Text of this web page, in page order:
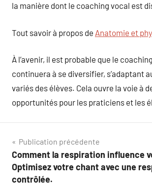
la manière dont le coaching vocal est
Tout savoir à propos de Anatomie et
À l’avenir, il est probable que le
continuera à se diversifier, s’adaptant
variés des élèves. Cela ouvre la voie à
opportunités pour les praticiens et les
Navigation
de
l’article
Publication précédente
Comment la respiration influence
Optimisez votre chant avec une
contrôlée.